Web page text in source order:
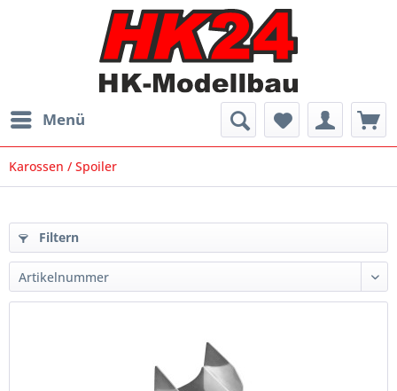
Menü
Karossen / Spoiler
Filtern